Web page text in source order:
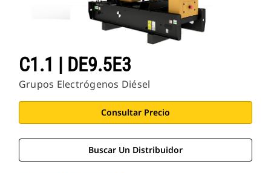
C1.1 | DE9.5E3
Grupos Electrógenos Diésel
Consultar Precio
Buscar Un Distribuidor